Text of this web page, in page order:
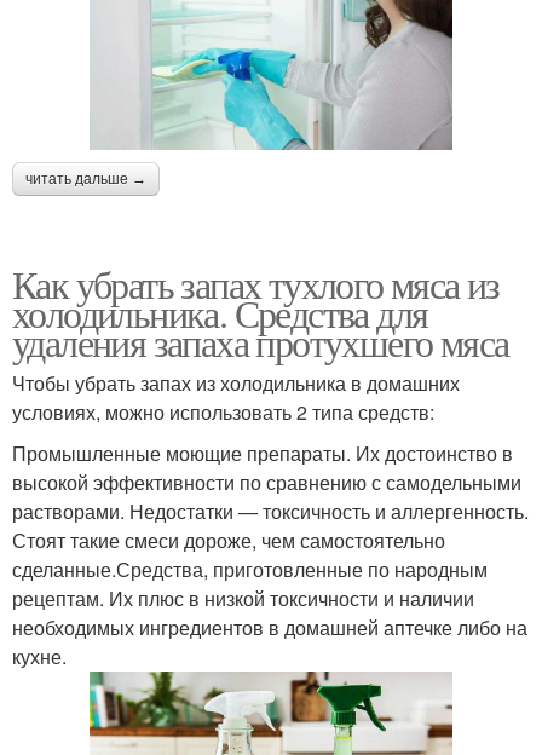
читать дальше →
Как убрать запах тухлого мяса из
холодильника. Средства для
удаления запаха протухшего мяса
Чтобы убрать запах из холодильника в домашних
условиях, можно использовать 2 типа средств:
Промышленные моющие препараты. Их достоинство в
высокой эффективности по сравнению с самодельными
растворами. Недостатки — токсичность и аллергенность.
Стоят такие смеси дороже, чем самостоятельно
сделанные.Средства, приготовленные по народным
рецептам. Их плюс в низкой токсичности и наличии
необходимых ингредиентов в домашней аптечке либо на
кухне.